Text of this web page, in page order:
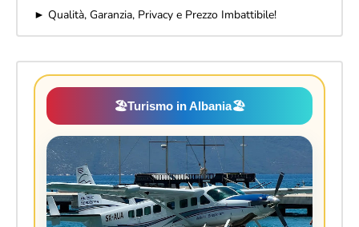
► Qualità, Garanzia, Privacy e Prezzo Imbattibile!
🏖️Turismo in Albania🏖️